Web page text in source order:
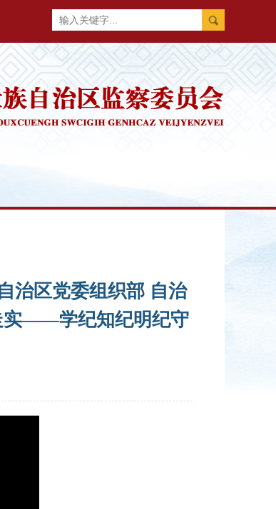
治区党委组织部 自治
实——学纪知纪明纪守